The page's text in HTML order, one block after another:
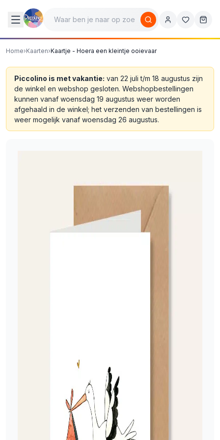
Home›Kaarten›Kaartje - Hoera een kleintje ooievaar
Piccolino is met vakantie: van 22 juli t/m 18 augustus zijn
de winkel en webshop gesloten. Webshopbestellingen
kunnen vanaf woensdag 19 augustus weer worden
afgehaald in de winkel; het verzenden van bestellingen is
weer mogelijk vanaf woensdag 26 augustus.